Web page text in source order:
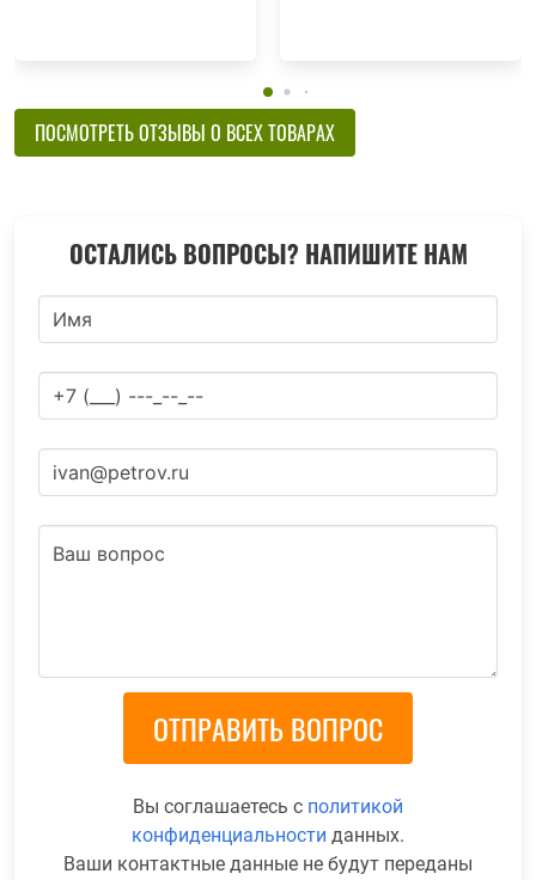
ПОСМОТРЕТЬ ОТЗЫВЫ О ВСЕХ ТОВАРАХ
ОСТАЛИСЬ ВОПРОСЫ? НАПИШИТЕ НАМ
Вы соглашаетесь с политикой
конфиденциальности данных.
Ваши контактные данные не будут переданы